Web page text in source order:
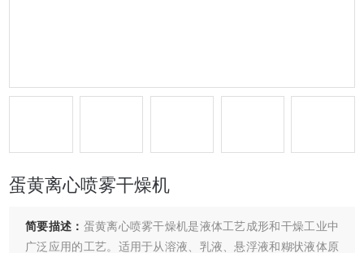
蛋黄离心喷雾干燥机
简要描述： 蛋黄离心喷雾干燥机是液体工艺成形和干燥工业中
广泛应用的工艺。适用于从溶液、乳液、悬浮液和糊状液体原